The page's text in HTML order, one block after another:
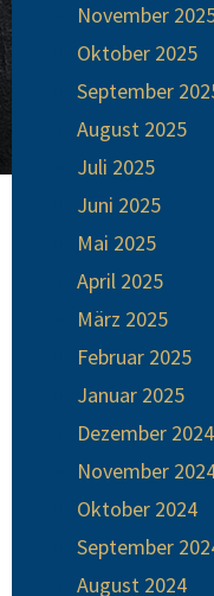
November
Oktober 2025
September
August 2025
Juli 2025
Juni 2025
Mai 2025
April 2025
März 2025
Februar 2025
Januar 2025
Dezember 2024
November
Oktober 2024
September
August 2024